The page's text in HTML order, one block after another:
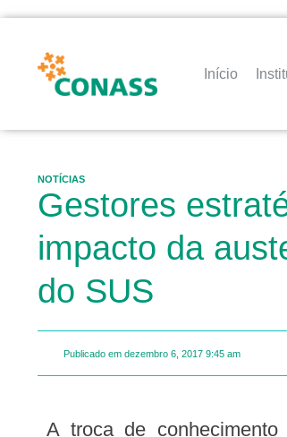
Início
NOTÍCIAS
Gestores
impacto da
do SUS
Publicado em dezembro 6, 2017 9:45 am
A troca de